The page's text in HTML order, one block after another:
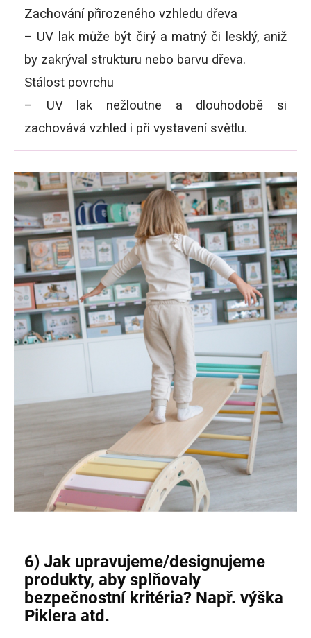
Zachování přirozeného vzhledu dřeva
– UV lak může být čirý a matný či lesklý, aniž
by zakrýval strukturu nebo barvu dřeva.
Stálost povrchu
– UV lak nežloutne a dlouhodobě si
zachovává vzhled i při vystavení světlu.
6) Jak upravujeme/designujeme
produkty, aby splňovaly
bezpečnostní kritéria? Např. výška
Piklera atd.